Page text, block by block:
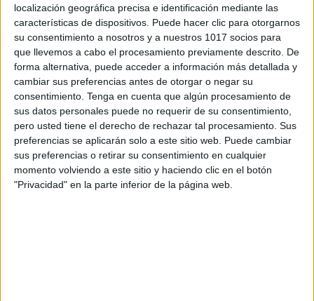
localización geográfica precisa e identificación mediante las
características de dispositivos. Puede hacer clic para otorgarnos
su consentimiento a nosotros y a nuestros 1017 socios para
que llevemos a cabo el procesamiento previamente descrito. De
forma alternativa, puede acceder a información más detallada y
cambiar sus preferencias antes de otorgar o negar su
consentimiento. Tenga en cuenta que algún procesamiento de
sus datos personales puede no requerir de su consentimiento,
pero usted tiene el derecho de rechazar tal procesamiento. Sus
preferencias se aplicarán solo a este sitio web. Puede cambiar
sus preferencias o retirar su consentimiento en cualquier
momento volviendo a este sitio y haciendo clic en el botón
"Privacidad" en la parte inferior de la página web.
«Para más recursos, visita Orientación Andújar.
¡Saludos a nuestra maravillosa comunidad educativa!
Hoy estamos emocionados de presentarles un
estupendo cuaderno de lectoescritura centrado en las
sílabas trabadas. Las trabadas, esas […]
SEGUIR LEYENDO